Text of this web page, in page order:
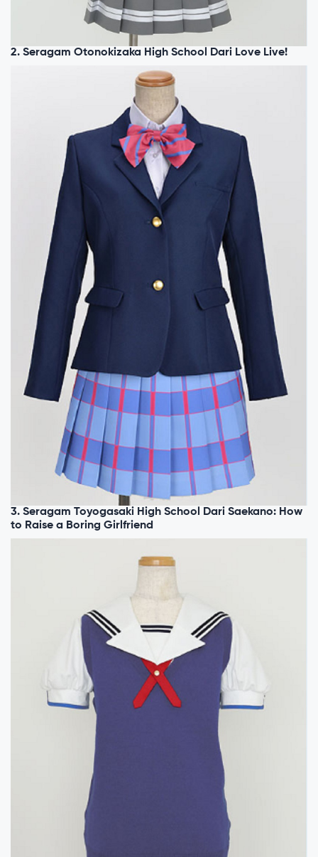
2. Seragam Otonokizaka High School Dari Love Live!
3. Seragam Toyogasaki High School Dari Saekano: How
to Raise a Boring Girlfriend